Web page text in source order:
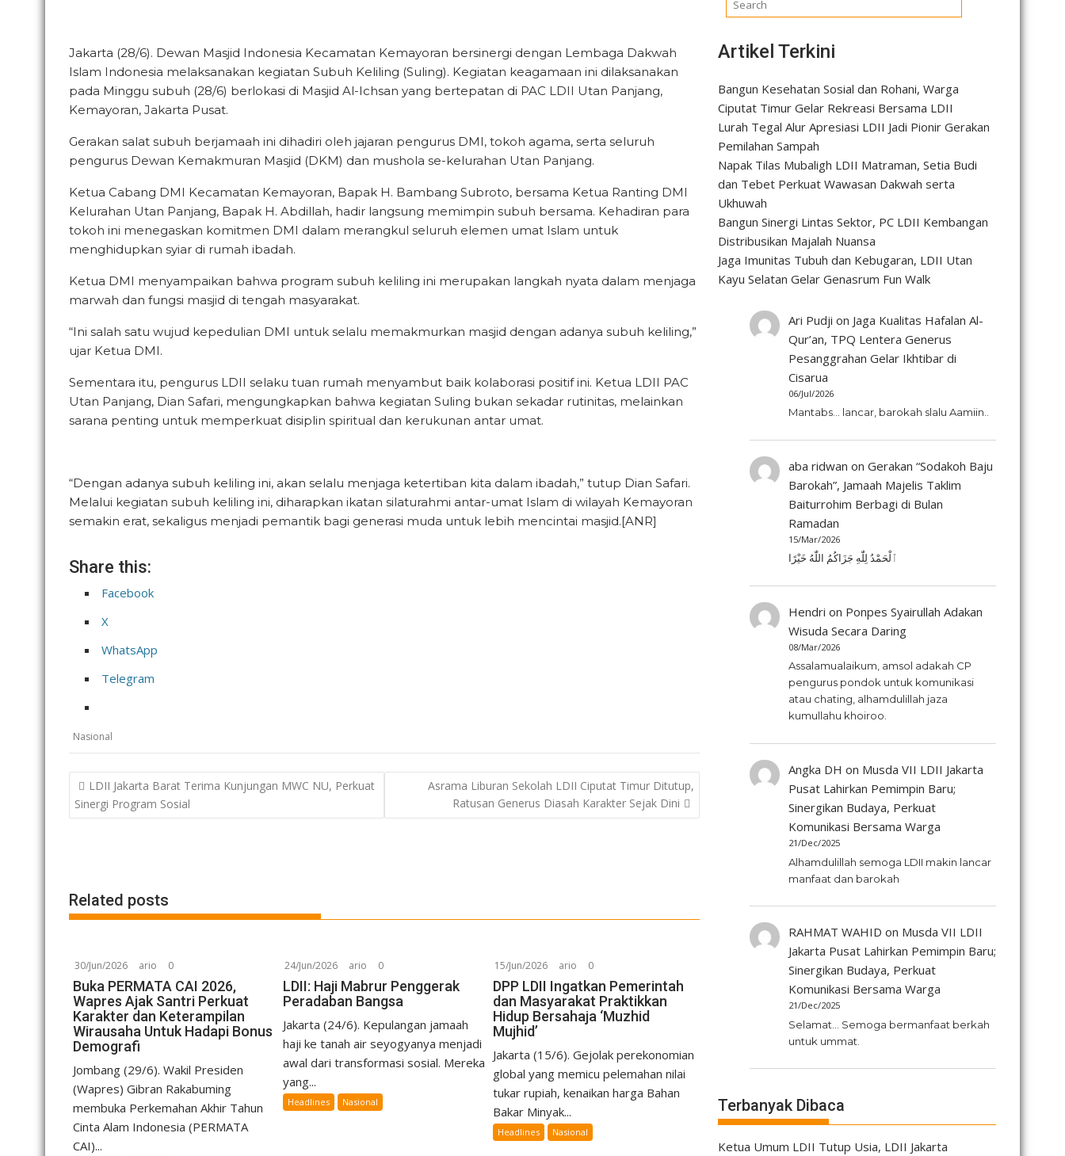
Jakarta (28/6). Dewan Masjid Indonesia Kecamatan Kemayoran bersinergi dengan Lembaga Dakwah
Islam Indonesia melaksanakan kegiatan Subuh Keliling (Suling). Kegiatan keagamaan ini dilaksanakan
pada Minggu subuh (28/6) berlokasi di Masjid Al-Ichsan yang bertepatan di PAC LDII Utan Panjang,
Kemayoran, Jakarta Pusat.
Gerakan salat subuh berjamaah ini dihadiri oleh jajaran pengurus DMI, tokoh agama, serta seluruh
pengurus Dewan Kemakmuran Masjid (DKM) dan mushola se-kelurahan Utan Panjang.
Ketua Cabang DMI Kecamatan Kemayoran, Bapak H. Bambang Subroto, bersama Ketua Ranting DMI
Kelurahan Utan Panjang, Bapak H. Abdillah, hadir langsung memimpin subuh bersama. Kehadiran para
tokoh ini menegaskan komitmen DMI dalam merangkul seluruh elemen umat Islam untuk
menghidupkan syiar di rumah ibadah.
Ketua DMI menyampaikan bahwa program subuh keliling ini merupakan langkah nyata dalam menjaga
marwah dan fungsi masjid di tengah masyarakat.
“Ini salah satu wujud kepedulian DMI untuk selalu memakmurkan masjid dengan adanya subuh keliling,”
ujar Ketua DMI.
Sementara itu, pengurus LDII selaku tuan rumah menyambut baik kolaborasi positif ini. Ketua LDII PAC
Utan Panjang, Dian Safari, mengungkapkan bahwa kegiatan Suling bukan sekadar rutinitas, melainkan
sarana penting untuk memperkuat disiplin spiritual dan kerukunan antar umat.
“Dengan adanya subuh keliling ini, akan selalu menjaga ketertiban kita dalam ibadah,” tutup Dian Safari.
Melalui kegiatan subuh keliling ini, diharapkan ikatan silaturahmi antar-umat Islam di wilayah Kemayoran
semakin erat, sekaligus menjadi pemantik bagi generasi muda untuk lebih mencintai masjid.[ANR]
Share this:
Facebook
X
WhatsApp
Telegram
Nasional
Post
navigation
LDII Jakarta Barat Terima Kunjungan MWC NU, Perkuat
Sinergi Program Sosial
Asrama Liburan Sekolah LDII Ciputat Timur Ditutup,
Ratusan Generus Diasah Karakter Sejak Dini
Related posts
30/Jun/2026 ario 0
Buka PERMATA CAI 2026,
Wapres Ajak Santri Perkuat
Karakter dan Keterampilan
Wirausaha Untuk Hadapi Bonus
Demografi
Jombang (29/6). Wakil Presiden
(Wapres) Gibran Rakabuming
membuka Perkemahan Akhir Tahun
Cinta Alam Indonesia (PERMATA
CAI)...
24/Jun/2026 ario 0
LDII: Haji Mabrur Penggerak
Peradaban Bangsa
Jakarta (24/6). Kepulangan jamaah
haji ke tanah air seyogyanya menjadi
awal dari transformasi sosial. Mereka
yang...
Headlines Nasional
15/Jun/2026 ario 0
DPP LDII Ingatkan Pemerintah
dan Masyarakat Praktikkan
Hidup Bersahaja ‘Muzhid
Mujhid’
Jakarta (15/6). Gejolak perekonomian
global yang memicu pelemahan nilai
tukar rupiah, kenaikan harga Bahan
Bakar Minyak...
Headlines Nasional
Artikel Terkini
Bangun Kesehatan Sosial dan Rohani, Warga
Ciputat Timur Gelar Rekreasi Bersama LDII
Lurah Tegal Alur Apresiasi LDII Jadi Pionir Gerakan
Pemilahan Sampah
Napak Tilas Mubaligh LDII Matraman, Setia Budi
dan Tebet Perkuat Wawasan Dakwah serta
Ukhuwah
Bangun Sinergi Lintas Sektor, PC LDII Kembangan
Distribusikan Majalah Nuansa
Jaga Imunitas Tubuh dan Kebugaran, LDII Utan
Kayu Selatan Gelar Genasrum Fun Walk
Ari Pudji on Jaga Kualitas Hafalan Al-
Qur’an, TPQ Lentera Generus
Pesanggrahan Gelar Ikhtibar di
Cisarua
06/Jul/2026
Mantabs... lancar, barokah slalu Aamiin..
aba ridwan on Gerakan “Sodakoh Baju
Barokah”, Jamaah Majelis Taklim
Baiturrohim Berbagi di Bulan
Ramadan
15/Mar/2026
ٱلْحَمْدُ لِلّٰهِ جَزَاكُمُ اللّٰهُ خَيْرًا
Hendri on Ponpes Syairullah Adakan
Wisuda Secara Daring
08/Mar/2026
Assalamualaikum, amsol adakah CP
pengurus pondok untuk komunikasi
atau chating, alhamdulillah jaza
kumullahu khoiroo.
Angka DH on Musda VII LDII Jakarta
Pusat Lahirkan Pemimpin Baru;
Sinergikan Budaya, Perkuat
Komunikasi Bersama Warga
21/Dec/2025
Alhamdulillah semoga LDII makin lancar
manfaat dan barokah
RAHMAT WAHID on Musda VII LDII
Jakarta Pusat Lahirkan Pemimpin Baru;
Sinergikan Budaya, Perkuat
Komunikasi Bersama Warga
21/Dec/2025
Selamat... Semoga bermanfaat berkah
untuk ummat.
Terbanyak Dibaca
Ketua Umum LDII Tutup Usia, LDII Jakarta